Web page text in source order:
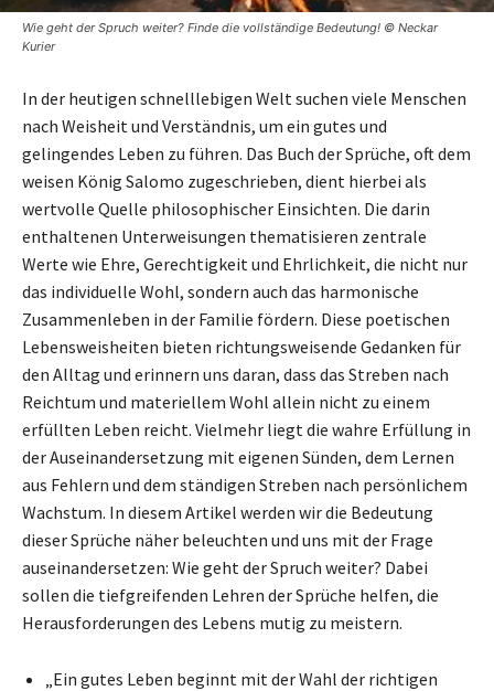
Wie geht der Spruch weiter? Finde die vollständige Bedeutung! © Neckar
Kurier
In der heutigen schnelllebigen Welt suchen viele Menschen
nach Weisheit und Verständnis, um ein gutes und
gelingendes Leben zu führen. Das Buch der Sprüche, oft dem
weisen König Salomo zugeschrieben, dient hierbei als
wertvolle Quelle philosophischer Einsichten. Die darin
enthaltenen Unterweisungen thematisieren zentrale
Werte wie Ehre, Gerechtigkeit und Ehrlichkeit, die nicht nur
das individuelle Wohl, sondern auch das harmonische
Zusammenleben in der Familie fördern. Diese poetischen
Lebensweisheiten bieten richtungsweisende Gedanken für
den Alltag und erinnern uns daran, dass das Streben nach
Reichtum und materiellem Wohl allein nicht zu einem
erfüllten Leben reicht. Vielmehr liegt die wahre Erfüllung in
der Auseinandersetzung mit eigenen Sünden, dem Lernen
aus Fehlern und dem ständigen Streben nach persönlichem
Wachstum. In diesem Artikel werden wir die Bedeutung
dieser Sprüche näher beleuchten und uns mit der Frage
auseinandersetzen: Wie geht der Spruch weiter? Dabei
sollen die tiefgreifenden Lehren der Sprüche helfen, die
Herausforderungen des Lebens mutig zu meistern.
„Ein gutes Leben beginnt mit der Wahl der richtigen